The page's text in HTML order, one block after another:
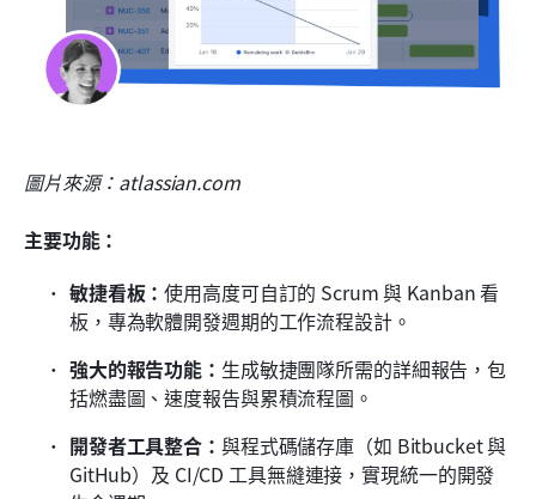
圖片來源：atlassian.com
主要功能：
敏捷看板：使用高度可自訂的 Scrum 與 Kanban 看
板，專為軟體開發週期的工作流程設計。
強大的報告功能： 生成敏捷團隊所需的詳細報告，包
括燃盡圖、速度報告與累積流程圖。
開發者工具整合： 與程式碼儲存庫（如 Bitbucket 與
GitHub）及 CI/CD 工具無縫連接，實現統一的開發